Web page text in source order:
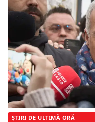
ȘTIRI DE ULTIMĂ ORĂ